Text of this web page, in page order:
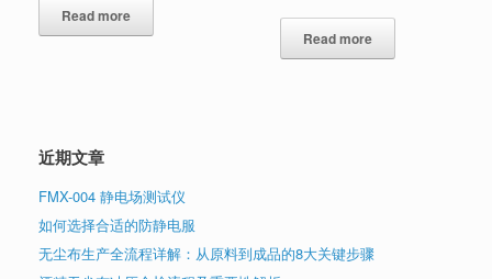
Read more
Read more
近期文章
FMX-004 静电场测试仪
如何选择合适的防静电服
无尘布生产全流程详解：从原料到成品的8大关键步骤